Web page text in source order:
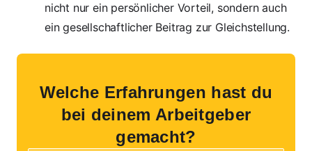
nicht nur ein persönlicher Vorteil, sondern auch
ein gesellschaftlicher Beitrag zur Gleichstellung.
Welche Erfahrungen hast du
bei deinem Arbeitgeber
gemacht?